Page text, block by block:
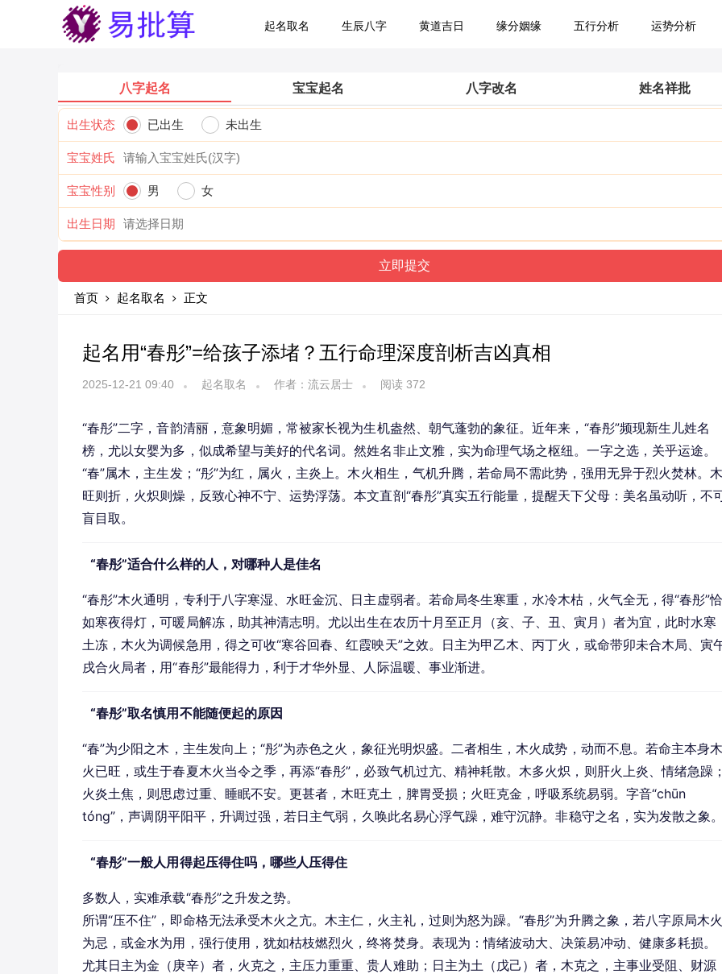
起名取名 生辰八字 黄道吉日 缘分姻缘 五行分析 运势分析
八字起名 宝宝起名 八字改名 姓名祥批
出生状态 已出生 未出生
宝宝姓氏
宝宝性别 男 女
出生日期
首页 起名取名 正文
起名用“春彤”=给孩子添堵？五行命理深度剖析吉凶真相
2025-12-21 09:40 起名取名 作者：流云居士 阅读 372
“春彤”二字，音韵清丽，意象明媚，常被家长视为生机盎然、朝气蓬勃的象征。近年来，“春彤”频现新生儿姓名
榜，尤以女婴为多，似成希望与美好的代名词。然姓名非止文雅，实为命理气场之枢纽。一字之选，关乎运途。
“春”属木，主生发；“彤”为红，属火，主炎上。木火相生，气机升腾，若命局不需此势，强用无异于烈火焚林。
旺则折，火炽则燥，反致心神不宁、运势浮荡。本文直剖“春彤”真实五行能量，提醒天下父母：美名虽动听，不
盲目取。
“春彤”适合什么样的人，对哪种人是佳名
“春彤”木火通明，专利于八字寒湿、水旺金沉、日主虚弱者。若命局冬生寒重，水冷木枯，火气全无，得“春彤”
如寒夜得灯，可暖局解冻，助其神清志明。尤以出生在农历十月至正月（亥、子、丑、寅月）者为宜，此时水寒
土冻，木火为调候急用，得之可收“寒谷回春、红霞映天”之效。日主为甲乙木、丙丁火，或命带卯未合木局、寅
戌合火局者，用“春彤”最能得力，利于才华外显、人际温暖、事业渐进。
“春彤”取名慎用不能随便起的原因
“春”为少阳之木，主生发向上；“彤”为赤色之火，象征光明炽盛。二者相生，木火成势，动而不息。若命主本身
火已旺，或生于春夏木火当令之季，再添“春彤”，必致气机过亢、精神耗散。木多火炽，则肝火上炎、情绪急躁
火炎土焦，则思虑过重、睡眠不安。更甚者，木旺克土，脾胃受损；火旺克金，呼吸系统易弱。字音“chūn
tóng”，声调阴平阳平，升调过强，若日主气弱，久唤此名易心浮气躁，难守沉静。非稳守之名，实为发散之象
“春彤”一般人用得起压得住吗，哪些人压得住
多数人，实难承载“春彤”之升发之势。
所谓“压不住”，即命格无法承受木火之亢。木主仁，火主礼，过则为怒为躁。“春彤”为升腾之象，若八字原局木
为忌，或金水为用，强行使用，犹如枯枝燃烈火，终将焚身。表现为：情绪波动大、决策易冲动、健康多耗损。
尤其日主为金（庚辛）者，火克之，主压力重重、贵人难助；日主为土（戊己）者，木克之，主事业受阻、财源